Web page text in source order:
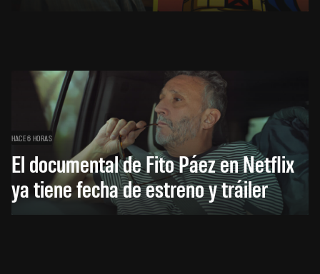
HACE 6 HORAS
El documental de Fito Páez en Netflix
ya tiene fecha de estreno y tráiler